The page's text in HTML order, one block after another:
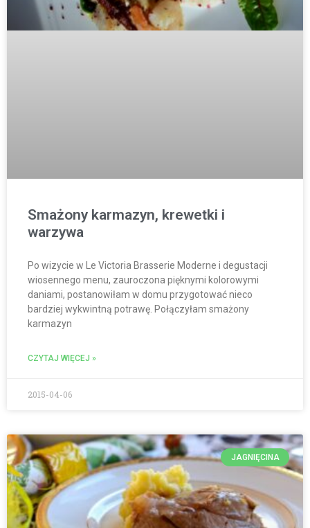
Smażony karmazyn, krewetki i
warzywa
Po wizycie w Le Victoria Brasserie Moderne i degustacji
wiosennego menu, zauroczona pięknymi kolorowymi
daniami, postanowiłam w domu przygotować nieco
bardziej wykwintną potrawę. Połączyłam smażony
karmazyn
CZYTAJ WIĘCEJ »
2015-04-06
JAGNIĘCINA